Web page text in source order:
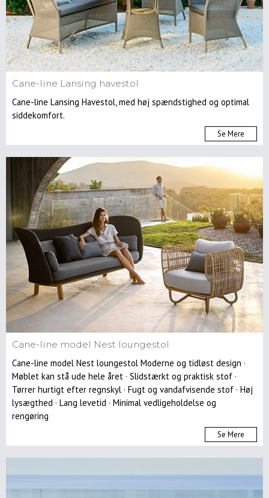
Cane-line Lansing havestol
Cane-line Lansing Havestol, med høj spændstighed og optimal
siddekomfort.
Se Mere
Cane-line model Nest loungestol
Cane-line model Nest loungestol Moderne og tidløst design ·
Møblet kan stå ude hele året · Slidstærkt og praktisk stof ·
Tørrer hurtigt efter regnskyl · Fugt og vandafvisende stof · Høj
lysægthed · Lang levetid · Minimal vedligeholdelse og
rengøring
Se Mere